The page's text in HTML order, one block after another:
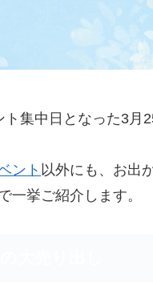
集中日となった3月
ント 以外にも、お出
一挙ご紹介します。